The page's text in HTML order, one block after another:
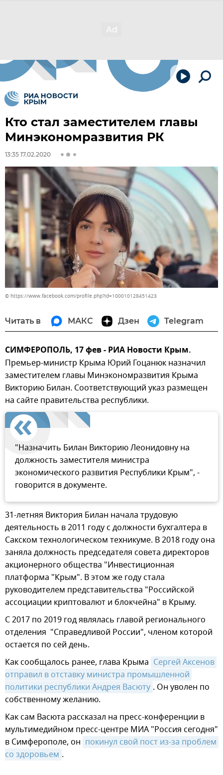
Кто стал заместителем главы
Минэкономразвития РК
13:35 17.02.2020
© https://www.facebook.com/profile.php?id=100010128451423
Читать в МАКС Дзен Telegram
СИМФЕРОПОЛЬ, 17 фев - РИА Новости Крым.
Премьер-министр Крыма Юрий Гоцанюк назначил
заместителем главы Минэкономразвития Крыма
Викторию Билан. Соответствующий указ размещен
на сайте правительства республики.
"Назначить Билан Викторию Леонидовну на
должность заместителя министра
экономического развития Республики Крым", -
говорится в документе.
31-летняя Виктория Билан начала трудовую
деятельность в 2011 году с должности бухгалтера в
Сакском технологическом техникуме. В 2018 году она
заняла должность председателя совета директоров
акционерного общества "Инвестиционная
платформа "Крым". В этом же году стала
руководителем представительства "Российской
ассоциации криптовалют и блокчейна" в Крыму.
С 2017 по 2019 год являлась главой регионального
отделения "Справедливой России", членом которой
остается по сей день.
Как сообщалось ранее, глава Крыма Сергей Аксенов
отправил в отставку министра промышленной
политики республики Андрея Васюту . Он уволен по
собственному желанию.
Как сам Васюта рассказал на пресс-конференции в
мультимедийном пресс-центре МИА "Россия сегодня"
в Симферополе, он покинул свой пост из-за проблем
со здоровьем .